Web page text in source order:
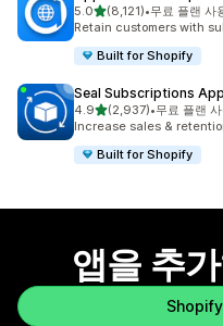
5.0별 5개 중
(8,121)
총 리뷰 8121개
•무료 플랜 사
Retain customers with
Built for Shopify
Seal Subscriptions App
4.9별 5개 중
(2,937)
총 리뷰 2937개
•무료 플랜
Increase sales &
Built for Shopify
앱을 추